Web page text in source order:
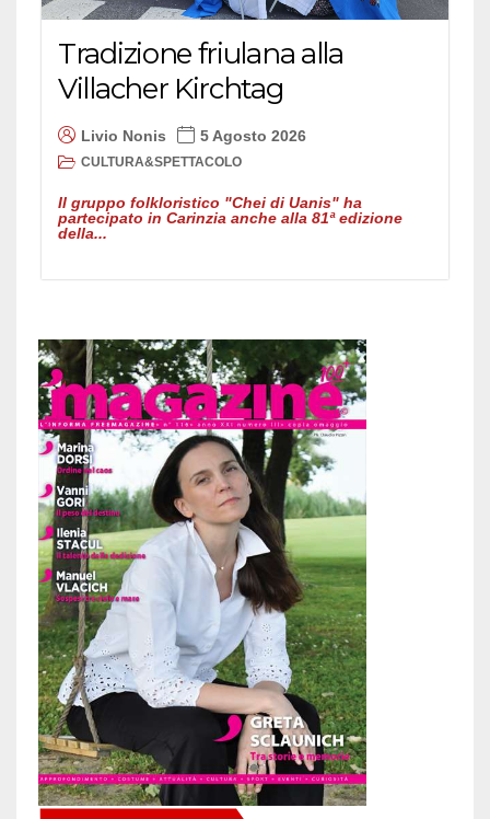
Tradizione friulana alla
Villacher Kirchtag
Livio Nonis 5 Agosto 2026
CULTURA&SPETTACOLO
Il gruppo folkloristico "Chei di Uanis" ha
partecipato in Carinzia anche alla 81ª edizione
della...